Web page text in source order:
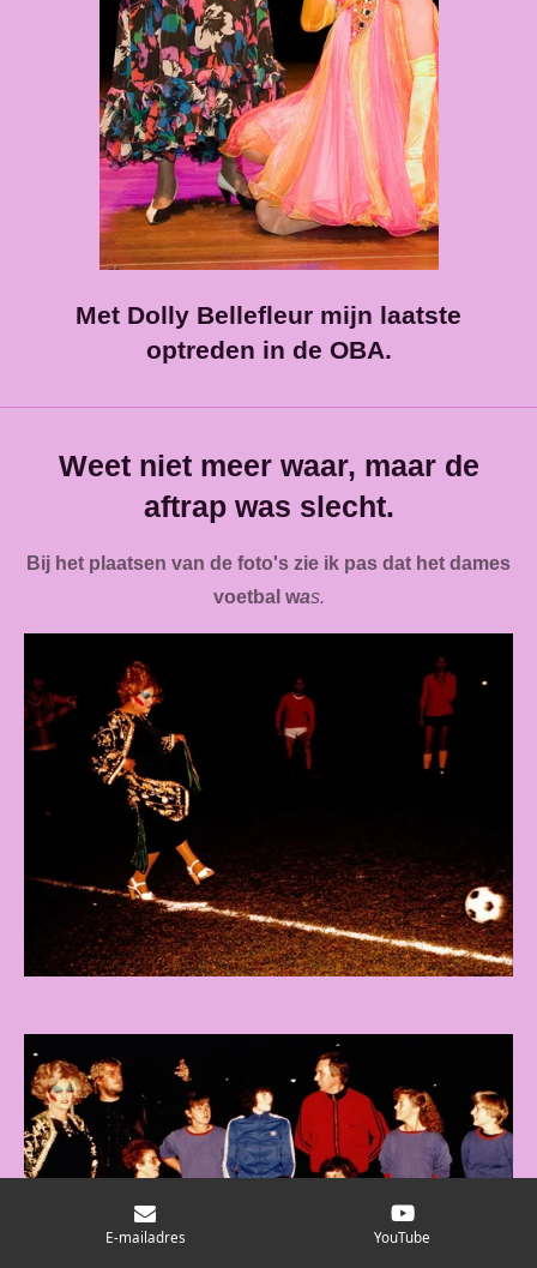
Met Dolly Bellefleur mijn laatste
optreden in de OBA.
Weet niet meer waar, maar de
aftrap was slecht.
Bij het plaatsen van de foto's zie ik pas dat het dames
voetbal was.
E-mailadres YouTube